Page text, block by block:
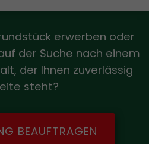
erwerben oder
der Suche nach einem
der Ihnen zuverlässig
steht?
BEAUFTRAGEN